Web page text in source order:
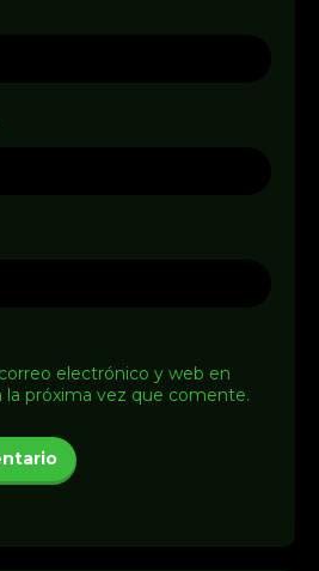
electrónico y web en
la próxima vez que comente.